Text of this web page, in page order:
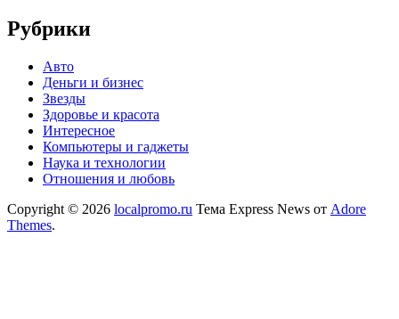
Рубрики
Авто
Деньги и бизнес
Звезды
Здоровье и красота
Интересное
Компьютеры и гаджеты
Наука и технологии
Отношения и любовь
Copyright © 2026 localpromo.ru Тема Express News от Adore
Themes.